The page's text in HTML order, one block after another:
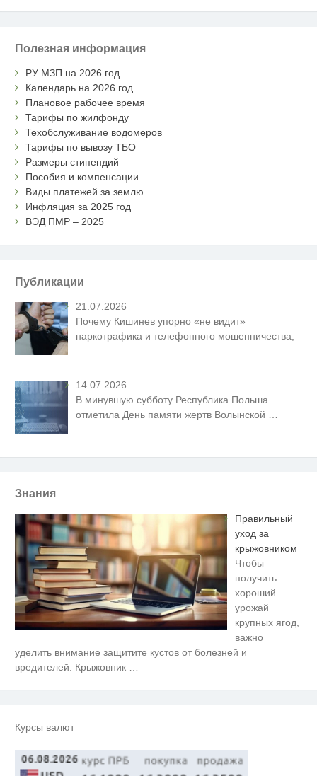
Полезная информация
РУ МЗП на 2026 год
Календарь на 2026 год
Плановое рабочее время
Тарифы по жилфонду
Техобслуживание водомеров
Тарифы по вывозу ТБО
Размеры стипендий
Пособия и компенсации
Виды платежей за землю
Инфляция за 2025 год
ВЭД ПМР – 2025
Публикации
21.07.2026
Почему Кишинев упорно «не видит»
наркотрафика и телефонного мошенничества,
14.07.2026
В минувшую субботу Республика Польша
отметила День памяти жертв Волынской …
Знания
Правильный
уход за
крыжовником
Чтобы
получить
хороший
урожай
крупных ягод,
важно
уделить внимание защитите кустов от болезней и
вредителей. Крыжовник
Курсы валют
без слов! Пересмотрела 10 раз
i
Ролик длится пару секунд, но